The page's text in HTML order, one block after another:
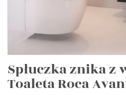
Spłuczka znika z
Toaleta Roca